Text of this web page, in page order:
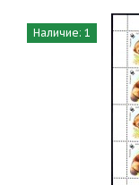
Наличие: 1